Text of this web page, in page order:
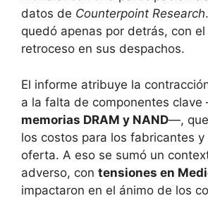
datos de Counterpoint Research.
quedó apenas por detrás, con el
retroceso en sus despachos.
El informe atribuye la
a la falta de componentes
memorias DRAM y NAND—,
los costos para los fabricantes
oferta. A eso se sumó un
adverso, con tensiones en
impactaron en el ánimo de los